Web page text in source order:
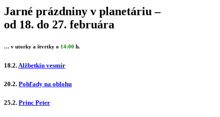
Jarné prázdniny v planetáriu –
od 18. do 27. februára
… v utorky a štvrtky o 14:00 h.
18.2. Alžbetkin vesmír
20.2. Pohľady na oblohu
25.2. Princ Peter